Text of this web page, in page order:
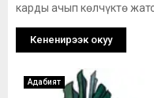
карды ачып көлчүктө
Кененирээк окуу
Адабият